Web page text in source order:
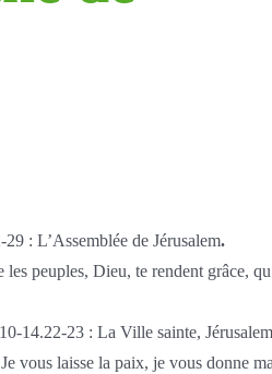
: L’Assemblée de Jérusalem.
les peuples, Dieu, te rendent grâce,
14.22-23 : La Ville sainte,
vous laisse la paix, je vous donne